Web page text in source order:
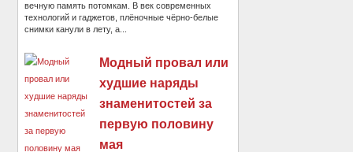
вечную память потомкам. В век современных
технологий и гаджетов, плёночные чёрно-белые
снимки канули в лету, а...
Модный провал или
худшие наряды
знаменитостей за
первую половину
мая